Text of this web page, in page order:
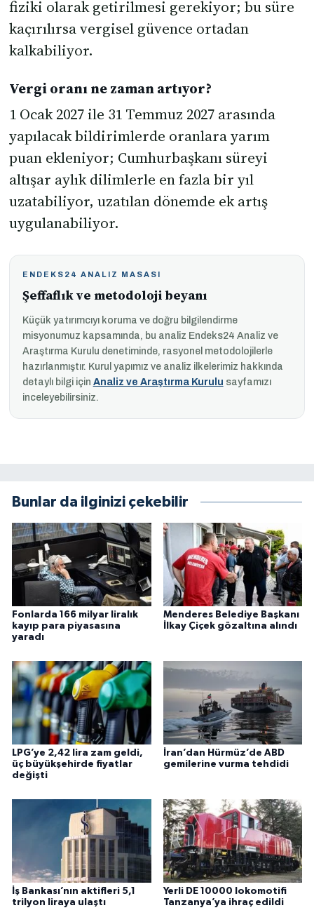
fiziki olarak getirilmesi gerekiyor; bu süre
kaçırılırsa vergisel güvence ortadan
kalkabiliyor.
Vergi oranı ne zaman artıyor?
1 Ocak 2027 ile 31 Temmuz 2027 arasında
yapılacak bildirimlerde oranlara yarım
puan ekleniyor; Cumhurbaşkanı süreyi
altışar aylık dilimlerle en fazla bir yıl
uzatabiliyor, uzatılan dönemde ek artış
uygulanabiliyor.
ENDEKS24 ANALIZ MASASI
Şeffaflık ve metodoloji beyanı
Küçük yatırımcıyı koruma ve doğru bilgilendirme
misyonumuz kapsamında, bu analiz Endeks24 Analiz ve
Araştırma Kurulu denetiminde, rasyonel metodolojilerle
hazırlanmıştır. Kurul yapımız ve analiz ilkelerimiz hakkında
detaylı bilgi için Analiz ve Araştırma Kurulu sayfamızı
inceleyebilirsiniz.
Bunlar da ilginizi çekebilir
Fonlarda 166 milyar liralık
kayıp para piyasasına
yaradı
Menderes Belediye Başkanı
İlkay Çiçek gözaltına alındı
LPG’ye 2,42 lira zam geldi,
üç büyükşehirde fiyatlar
değişti
İran’dan Hürmüz’de ABD
gemilerine vurma tehdidi
İş Bankası’nın aktifleri 5,1
trilyon liraya ulaştı
Yerli DE 10000 lokomotifi
Tanzanya’ya ihraç edildi